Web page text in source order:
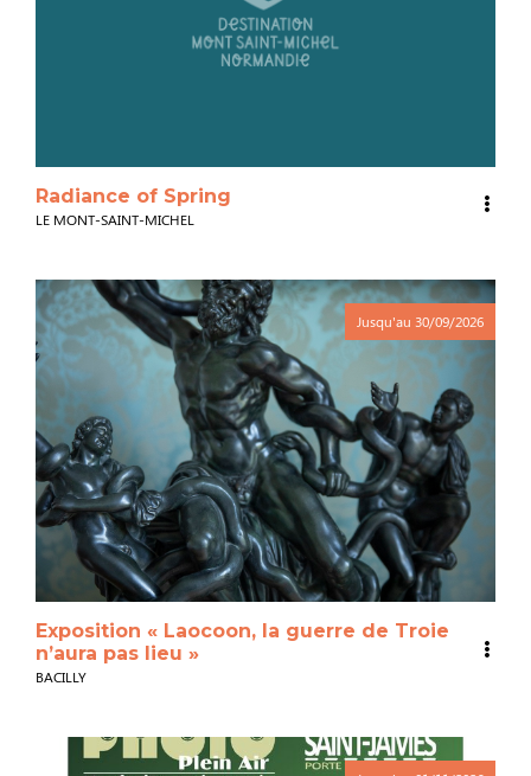
Radiance of Spring
LE MONT-SAINT-MICHEL
Jusqu'au 30/09/2026
Exposition « Laocoon, la guerre de Troie
n’aura pas lieu »
BACILLY